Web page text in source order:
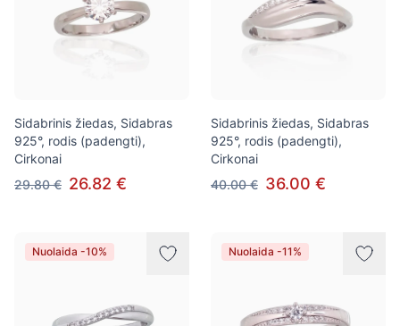
Sidabrinis žiedas, Sidabras
925°, rodis (padengti),
Cirkonai
29.80 € 26.82 €
Sidabrinis žiedas, Sidabras
925°, rodis (padengti),
Cirkonai
40.00 € 36.00 €
Nuolaida -10% Nuolaida -11%